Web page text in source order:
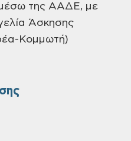
μέσω της ΑΑΔΕ, με
Άσκησης
Κομμωτή)